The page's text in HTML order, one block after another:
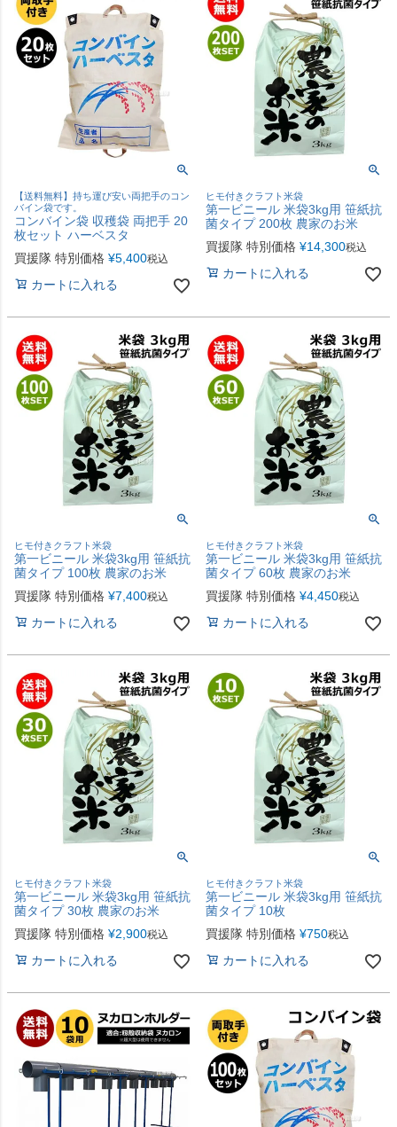
【送料無料】持ち運び安い両把手のコン
バイン袋です。
コンバイン袋 収穫袋 両把手 20
枚セット ハーベスタ
買援隊 特別価格 ¥5,400税込
カートに入れる
ヒモ付きクラフト米袋
第一ビニール 米袋3kg用 笹紙抗
菌タイプ 200枚 農家のお米
買援隊 特別価格 ¥14,300税込
カートに入れる
ヒモ付きクラフト米袋
第一ビニール 米袋3kg用 笹紙抗
菌タイプ 100枚 農家のお米
買援隊 特別価格 ¥7,400税込
カートに入れる
ヒモ付きクラフト米袋
第一ビニール 米袋3kg用 笹紙抗
菌タイプ 60枚 農家のお米
買援隊 特別価格 ¥4,450税込
カートに入れる
ヒモ付きクラフト米袋
第一ビニール 米袋3kg用 笹紙抗
菌タイプ 30枚 農家のお米
買援隊 特別価格 ¥2,900税込
カートに入れる
ヒモ付きクラフト米袋
第一ビニール 米袋3kg用 笹紙抗
菌タイプ 10枚
買援隊 特別価格 ¥750税込
カートに入れる